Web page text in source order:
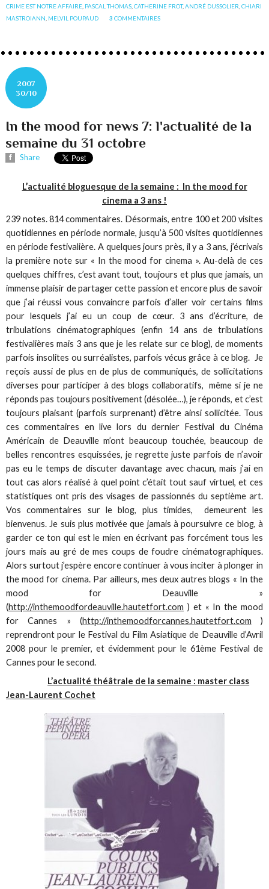
CRIME EST NOTRE AFFAIRE PASCAL THOMAS ,CATHERINE FROT,ANDRÉ DUSSOLIER ,CHIARI
MASTROIANN MELVIL POUPAUD 3 COMMENTAIRES
2007
30/10
In the mood for news 7: l'actualité de la
semaine du 31 octobre
Share
L’actualité bloguesque de la semaine : In the mood for
cinema a 3 ans !
239 notes. 814 commentaires. Désormais, entre 100 et 200 visites
quotidiennes en période normale, jusqu’à 500 visites quotidiennes
en période festivalière. A quelques jours près, il y a 3 ans, j’écrivais
la première note sur « In the mood for cinema ». Au-delà de ces
quelques chiffres, c’est avant tout, toujours et plus que jamais, un
immense plaisir de partager cette passion et encore plus de savoir
que j’ai réussi vous convaincre parfois d’aller voir certains films
pour lesquels j’ai eu un coup de cœur. 3 ans d’écriture, de
tribulations cinématographiques (enfin 14 ans de tribulations
festivalières mais 3 ans que je les relate sur ce blog), de moments
parfois insolites ou surréalistes, parfois vécus grâce à ce blog. Je
reçois aussi de plus en de plus de communiqués, de sollicitations
diverses pour participer à des blogs collaboratifs, même si je ne
réponds pas toujours positivement (désolée…), je réponds, et c’est
toujours plaisant (parfois surprenant) d’être ainsi sollicitée. Tous
ces commentaires en live lors du dernier Festival du Cinéma
Américain de Deauville m’ont beaucoup touchée, beaucoup de
belles rencontres esquissées, je regrette juste parfois de n’avoir
pas eu le temps de discuter davantage avec chacun, mais j’ai en
tout cas alors réalisé à quel point c’était tout sauf virtuel, et ces
statistiques ont pris des visages de passionnés du septième art.
Vos commentaires sur le blog, plus timides, demeurent les
bienvenus. Je suis plus motivée que jamais à poursuivre ce blog, à
garder ce ton qui est le mien en écrivant pas forcément tous les
jours mais au gré de mes coups de foudre cinématographiques.
Alors surtout j’espère encore continuer à vous inciter à plonger in
the mood for cinema. Par ailleurs, mes deux autres blogs « In the
mood for Deauville »
(http://inthemoodfordeauville.hautetfort.com ) et « In the mood
for Cannes » (http://inthemoodforcannes.hautetfort.com )
reprendront pour le Festival du Film Asiatique de Deauville d’Avril
2008 pour le premier, et évidemment pour le 61ème Festival de
Cannes pour le second.
L’actualité théâtrale de la semaine : master class
Jean-Laurent Cochet